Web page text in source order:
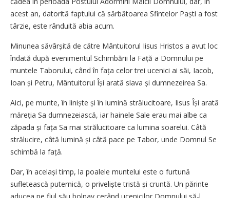
acest an, datorită faptului că sărbătoarea Sfintelor Paști a fost
târzie, este rânduită abia acum.
Minunea săvârșită de către Mântuitorul Iisus Hristos a avut loc
îndată după evenimentul Schimbării la Față a Domnului pe
muntele Taborului, când în fața celor trei ucenici ai săi, Iacob,
Ioan și Petru, Mântuitorul Își arată slava și dumnezeirea Sa.
Aici, pe munte, în liniște și în lumină strălucitoare, Iisus Își arată
măreția Sa dumnezeiască, iar hainele Sale erau mai albe ca
zăpada și fața Sa mai strălucitoare ca lumina soarelui. Câtă
strălucire, câtă lumină și câtă pace pe Tabor, unde Domnul Se
schimbă la față.
Dar, în același timp, la poalele muntelui este o furtună
sufletească puternică, o priveliște tristă și cruntă. Un părinte